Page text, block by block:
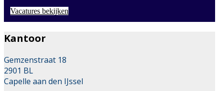
Vacatures bekijken
Kantoor
Gemzenstraat 18
2901 BL
Capelle aan den IJssel